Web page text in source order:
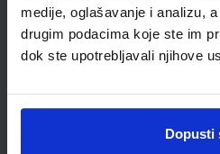
medije, oglašavanje i analizu,
drugim podacima koje ste im
dok ste upotrebljavali njihove
Dopusti